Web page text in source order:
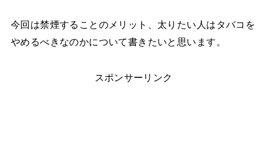
今回は禁煙することのメリット、太りたい人はタバコを
やめるべきなのかについて書きたいと思います。
スポンサーリンク